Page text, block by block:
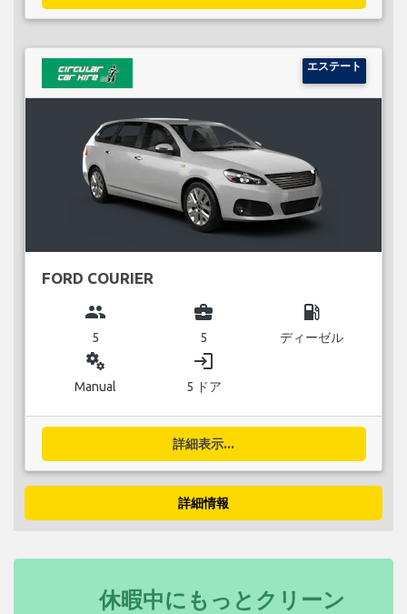
エステート
FORD COURIER
group
5
business_center
5
local_gas_station
ディーゼル
miscellaneous_services
Manual
login
5 ドア
詳細表示...
詳細情報
休暇中にもっとクリーン